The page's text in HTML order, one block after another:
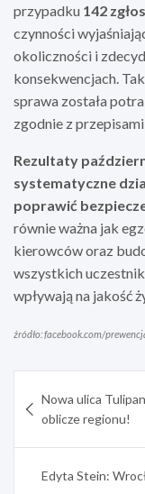
przypadku 142
czynności
okoliczności i
konsekwencjach.
sprawa została
zgodnie z
Rezultaty
systematyczne
poprawić
równie ważna jak
kierowców oraz
wszystkich
wpływają na jakość
źródło: facebook.com/
wpisu
Nowa ulica
oblicze regionu!
Edyta Stein: